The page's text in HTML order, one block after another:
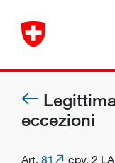
eccezioni
Art. 81
cpv. 2